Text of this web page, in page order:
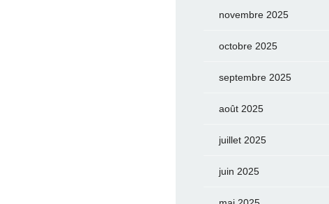
novembre 2025
octobre 2025
septembre 2025
août 2025
juillet 2025
juin 2025